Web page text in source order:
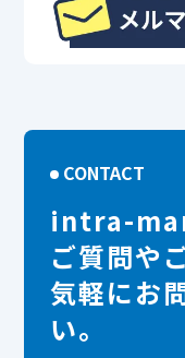
CONTACT
intra-
ご質問や
気軽にお
い。